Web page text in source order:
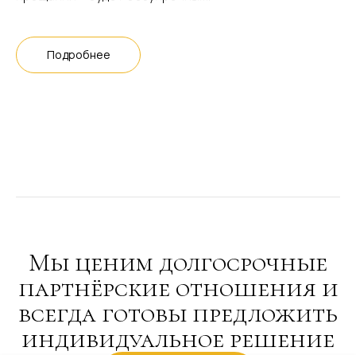
Подробнее
Мы ценим долгосрочные
партнёрские отношения и
всегда готовы предложить
индивидуальное решение